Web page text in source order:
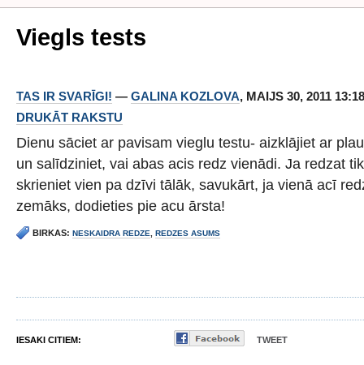
Viegls tests
TAS IR SVARĪGI! — GALINA KOZLOVA, MAIJS 30, 2011
DRUKĀT RAKSTU
Dienu sāciet ar pavisam vieglu testu- aizklājiet ar
un salīdziniet, vai abas acis redz vienādi. Ja redzat
skrieniet vien pa dzīvi tālāk, savukārt, ja vienā acī
zemāks, dodieties pie acu ārsta!
BIRKAS: NESKAIDRA REDZE REDZES ASUMS
IESAKI CITIEM: TWEET